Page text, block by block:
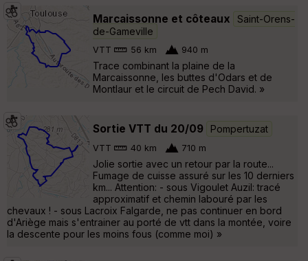
Marcaissonne et côteaux
Saint-Orens-
de-Gameville
VTT 56 km 940 m
Trace combinant la plaine de la
Marcaissonne, les buttes d'Odars et de
Montlaur et le circuit de Pech David. »
Sortie VTT du 20/09 Pompertuzat
VTT 40 km 710 m
Jolie sortie avec un retour par la route...
Fumage de cuisse assuré sur les 10 derniers
km... Attention: - sous Vigoulet Auzil: tracé
approximatif et chemin labouré par les
chevaux ! - sous Lacroix Falgarde, ne pas continuer en bord
d'Ariège mais s'entrainer au porté de vtt dans la montée, voire
la descente pour les moins fous (comme moi) »